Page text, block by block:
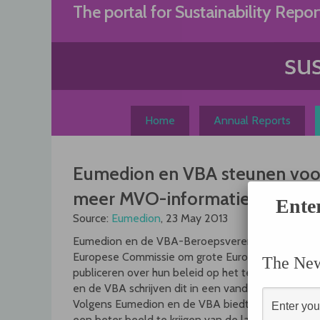
The portal for Sustainability
Home Annual Reports
Eumedion en VBA steunen
meer MVO-informatie in
Source: Eumedion, 23 May 2013
Eumedion en de VBA-Beroepsvereniging voor
Europese Commissie om grote Europese
publiceren over hun beleid op het terrein van
en de VBA schrijven dit in een vandaag
Volgens Eumedion en de VBA biedt het
The